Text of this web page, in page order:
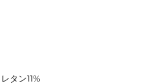
タン11%